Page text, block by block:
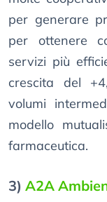
per generare
per ottenere
servizi più
crescita del
volumi
modello
farmaceutica.
3) A2A